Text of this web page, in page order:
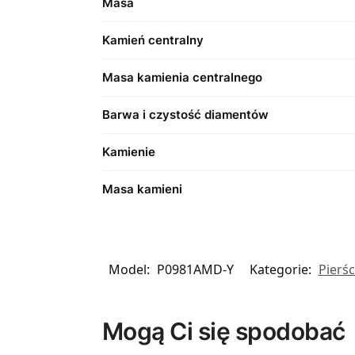
Masa
Kamień centralny
Masa kamienia centralnego
Barwa i czystość diamentów
Kamienie
Masa kamieni
Model: P0981AMD-Y Kategorie:
Mogą Ci się spodobać